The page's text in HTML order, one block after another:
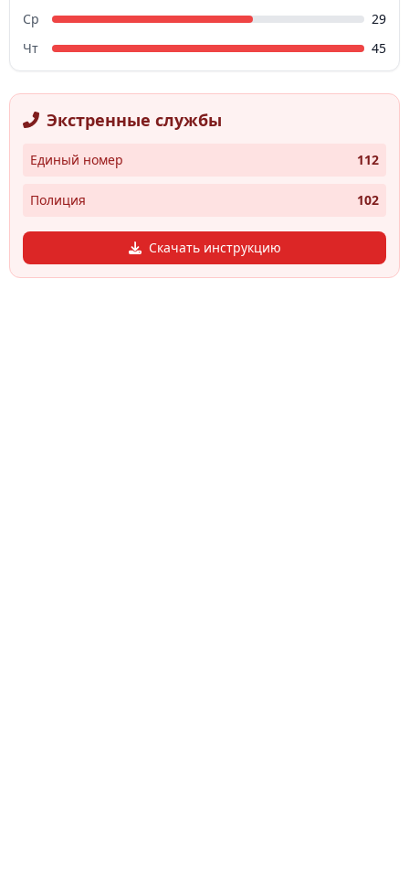
Ср
29
Чт
45
Экстренные службы
Единый номер 112
Полиция 102
Скачать инструкцию